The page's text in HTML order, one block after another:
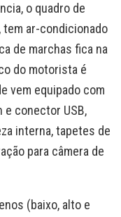
o quadro de
tem ar-condicionado
de marchas fica na
do motorista é
vem equipado com
e conector USB,
interna, tapetes de
para câmera de
(baixo, alto e